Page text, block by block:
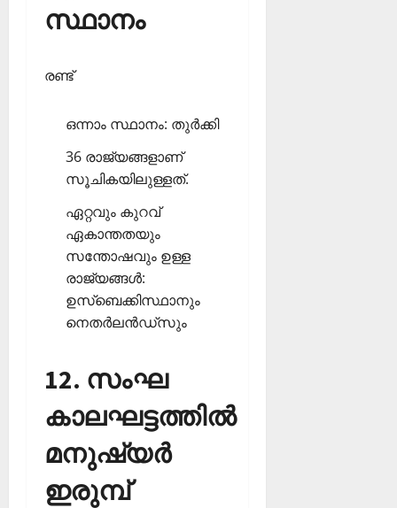
സ്ഥാനം
രണ്ട്
ഒന്നാം സ്ഥാനം: തുര്‍ക്കി
36 രാജ്യങ്ങളാണ്
സൂചികയിലുള്ളത്.
ഏറ്റവും കുറവ്
ഏകാന്തതയും
സന്തോഷവും ഉള്ള
രാജ്യങ്ങള്‍:
ഉസ്‌ബെക്കിസ്ഥാനും
നെതര്‍ലന്‍ഡ്‌സും
12. സംഘ
കാലഘട്ടത്തില്‍
മനുഷ്യര്‍
ഇരുമ്പ്